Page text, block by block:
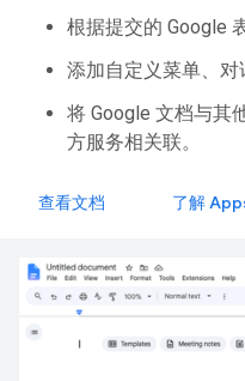
根据提交的 Google
添加自定义菜单、对
将 Google 文档与其
方服务相关联。
查看文档 了解